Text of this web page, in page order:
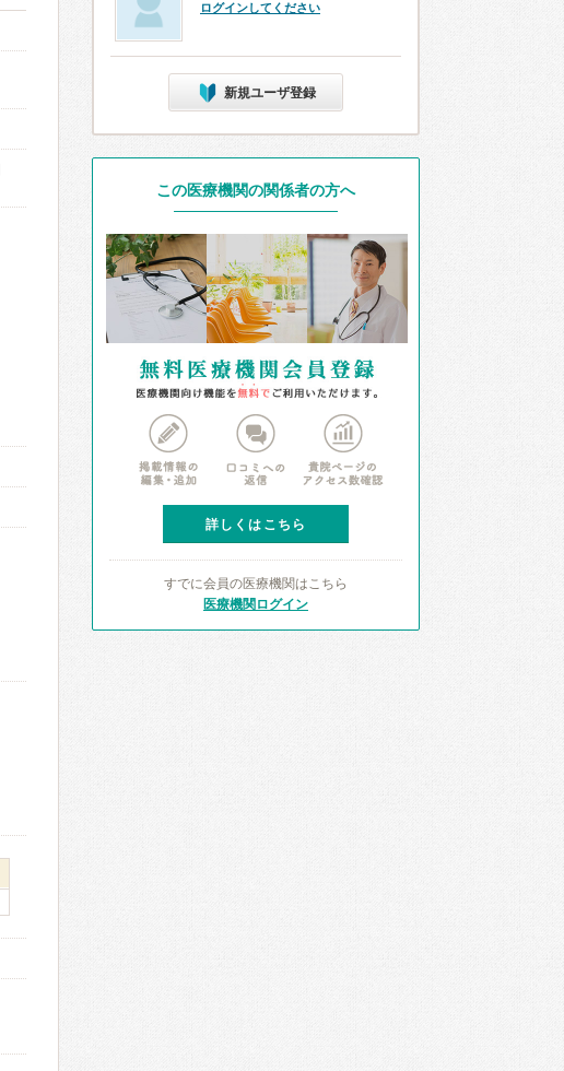
ログインしてください
新規ユーザ登録
この医療機関の関係者の方へ
詳しくはこちら
すでに会員の医療機関はこちら
医療機関ログイン